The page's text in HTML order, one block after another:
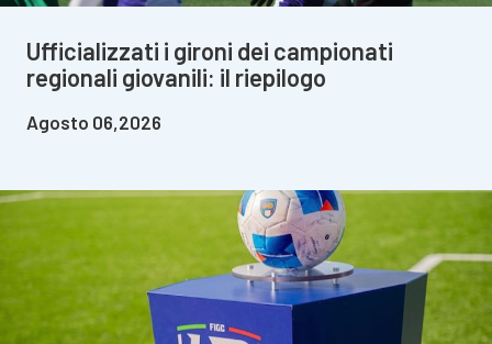
Ufficializzati i gironi dei campionati
regionali giovanili: il riepilogo
Agosto 06,2026